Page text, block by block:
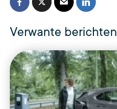
Verwante berichten